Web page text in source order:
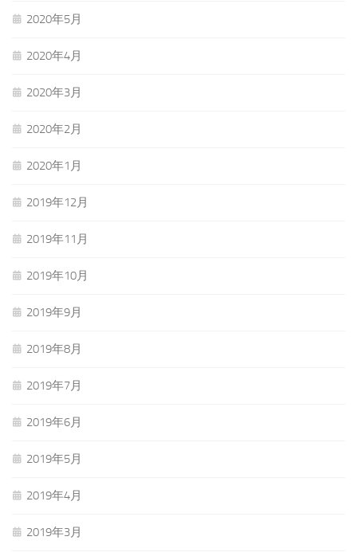
2020年5月
2020年4月
2020年3月
2020年2月
2020年1月
2019年12月
2019年11月
2019年10月
2019年9月
2019年8月
2019年7月
2019年6月
2019年5月
2019年4月
2019年3月